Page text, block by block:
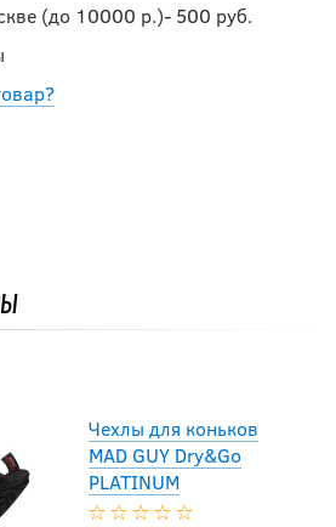
(до 10000 р.)- 500 руб.
Чехлы для коньков
MAD GUY Dry&Go
PLATINUM